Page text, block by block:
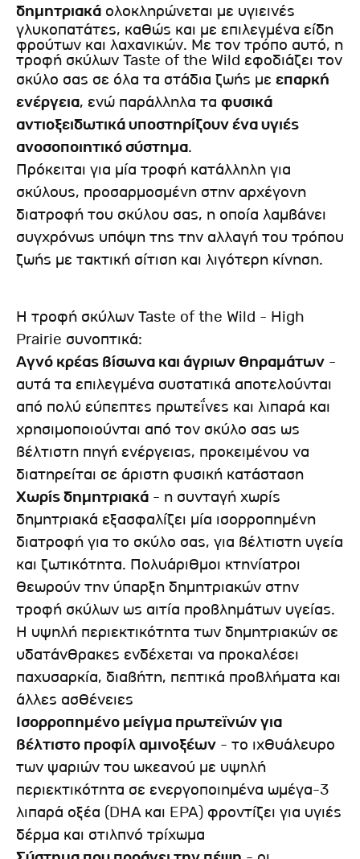
δημητριακά ολοκληρώνεται με υγιεινές
γλυκοπατάτες, καθώς και με επιλεγμένα είδη
φρούτων και λαχανικών. Με τον τρόπο αυτό, η
τροφή σκύλων Taste of the Wild εφοδιάζει τον
σκύλο σας σε όλα τα στάδια ζωής με επαρκή
ενέργεια, ενώ παράλληλα τα φυσικά
αντιοξειδωτικά υποστηρίζουν ένα υγιές
ανοσοποιητικό σύστημα.
Πρόκειται για μία τροφή κατάλληλη για
σκύλους, προσαρμοσμένη στην αρχέγονη
διατροφή του σκύλου σας, η οποία λαμβάνει
συγχρόνως υπόψη της την αλλαγή του τρόπου
ζωής με τακτική σίτιση και λιγότερη κίνηση.
Η τροφή σκύλων Taste of the Wild - High
Prairie συνοπτικά:
Αγνό κρέας βίσωνα και άγριων θηραμάτων -
αυτά τα επιλεγμένα συστατικά αποτελούνται
από πολύ εύπεπτες πρωτεΐνες και λιπαρά και
χρησιμοποιούνται από τον σκύλο σας ως
βέλτιστη πηγή ενέργειας, προκειμένου να
διατηρείται σε άριστη φυσική κατάσταση
Χωρίς δημητριακά - η συνταγή χωρίς
δημητριακά εξασφαλίζει μία ισορροπημένη
διατροφή για το σκύλο σας, για βέλτιστη υγεία
και ζωτικότητα. Πολυάριθμοι κτηνίατροι
θεωρούν την ύπαρξη δημητριακών στην
τροφή σκύλων ως αιτία προβλημάτων υγείας.
Η υψηλή περιεκτικότητα των δημητριακών σε
υδατάνθρακες ενδέχεται να προκαλέσει
παχυσαρκία, διαβήτη, πεπτικά προβλήματα και
άλλες ασθένειες
Ισορροπημένο μείγμα πρωτεϊνών για
βέλτιστο προφίλ αμινοξέων - το ιχθυάλευρο
των ψαριών του ωκεανού με υψηλή
περιεκτικότητα σε ενεργοποιημένα ωμέγα-3
λιπαρά οξέα (DHA και EPA) φροντίζει για υγιές
δέρμα και στιλπνό τρίχωμα